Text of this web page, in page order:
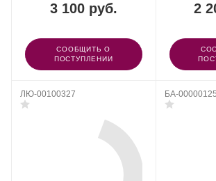
3 100 руб.
СООБЩИТЬ О
ПОСТУПЛЕНИИ
2
ЛЮ-00100327 БА-00000125